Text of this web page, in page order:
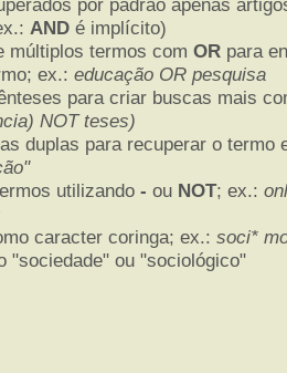
AND é implícito)
múltiplos termos com OR para
ex.: educação OR pesquisa
para criar buscas mais
NOT teses)
duplas para recuperar o termo
utilizando - ou NOT; ex.:
caracter coringa; ex.: soci*
"sociedade" ou "sociológico"